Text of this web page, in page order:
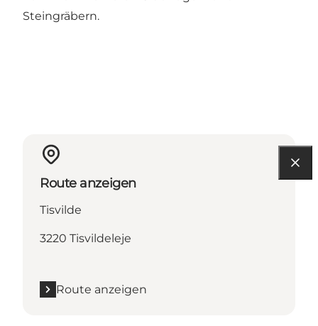
Steingräbern.
Route anzeigen
Tisvilde
3220 Tisvildeleje
Route anzeigen